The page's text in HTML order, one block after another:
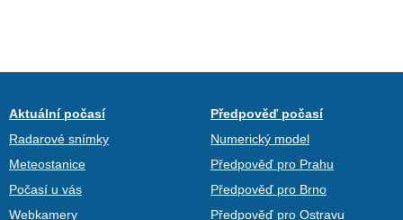
Aktuální počasí
Radarové snímky
Meteostanice
Počasí u vás
Webkamery
Předpověď počasí
Numerický model
Předpověď pro Prahu
Předpověď pro Brno
Předpověď pro Ostravu